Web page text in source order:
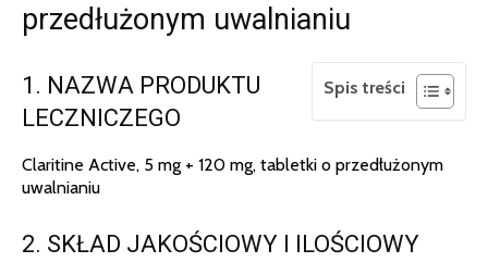
przedłużonym uwalnianiu
Spis treści
1. NAZWA PRODUKTU
LECZNICZEGO
Claritine Active, 5 mg + 120 mg, tabletki o przedłużonym
uwalnianiu
2. SKŁAD JAKOŚCIOWY I ILOŚCIOWY